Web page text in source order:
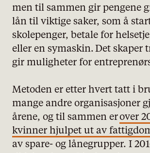
men til sammen gir pengene
lån til viktige saker, som å
skolepenger, betale for
eller en symaskin. Det skaper
gir muligheter for
Metoden er etter hvert tatt i
mange andre organisasjoner
årene, og til sammen erover
kvinner hjulpet ut av
av spare- og lånegrupper. I